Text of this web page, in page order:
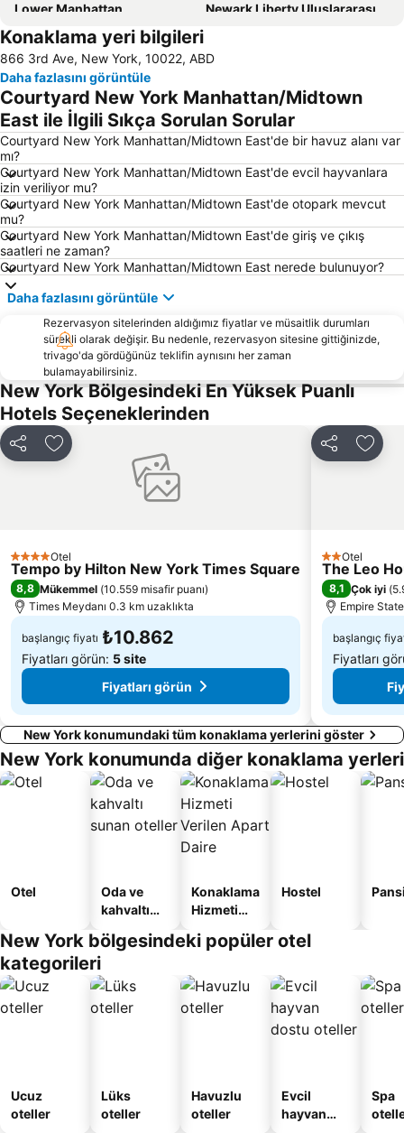
Lower Manhattan
Newark Liberty Uluslararası Havaalanı
Upper West Side
New York State
Upper East Side
Long Island City
Chelsea
Fifth Avenue
Brooklyn
34th St Penn Station Metro Station
Manhattan Cruise Terminal
The Majestic Apartments
Birleşmiş Milletler Genel Merkezi
Coney Adası Plajı
Bryant Parkı
Williamsburg
Broadway
Greenwich Village
Soho
Penn İstasyonu
Madison Square Garden
East Village
Queens
West Village
Hell's Kitchen
Wall Street
Middle Village
Union Meydanı Parkı
City of New York Müzesi
Port Authority Otobüs Terminali
Konaklama yeri bilgileri
866 3rd Ave, New York, 10022, ABD
Daha fazlasını görüntüle
Courtyard New York Manhattan/Midtown
East ile İlgili Sıkça Sorulan Sorular
Courtyard New York Manhattan/Midtown East'de bir havuz alanı var
mı?
Courtyard New York Manhattan/Midtown East'de evcil hayvanlara
izin veriliyor mu?
Courtyard New York Manhattan/Midtown East'de otopark mevcut
mu?
Courtyard New York Manhattan/Midtown East'de giriş ve çıkış
saatleri ne zaman?
Courtyard New York Manhattan/Midtown East nerede bulunuyor?
Daha fazlasını görüntüle
Rezervasyon sitelerinden aldığımız fiyatlar ve müsaitlik durumları
sürekli olarak değişir. Bu nedenle, rezervasyon sitesine gittiğinizde,
trivago'da gördüğünüz teklifin aynısını her zaman
bulamayabilirsiniz.
New York Bölgesindeki En Yüksek Puanlı
Hotels Seçeneklerinden
Paylaş Favorilerime ekle
4 YıldızOtel
Tempo by Hilton New York Times Square
8,8 Mükemmel (10.559 misafir puanı)
Times Meydanı 0.3 km uzaklıkta
başlangıç fiyatı ₺10.862
Fiyatları görün: 5 site
Fiyatları görün
Paylaş
2 Yıldız
Otel
The Leo
8,1 Çok iyi (
Empire
başlangıç
Fiyatları
New York konumundaki tüm konaklama yerlerini göster
New York konumunda diğer konaklama yerleri
Otel
Oda ve
kahvaltı
oteller
Konaklama
Hizmeti
Apart
Hostel
New York bölgesindeki popüler otel
kategorileri
Ucuz
oteller
Lüks
oteller
Havuzlu
oteller
Evcil
hayvan
Spa